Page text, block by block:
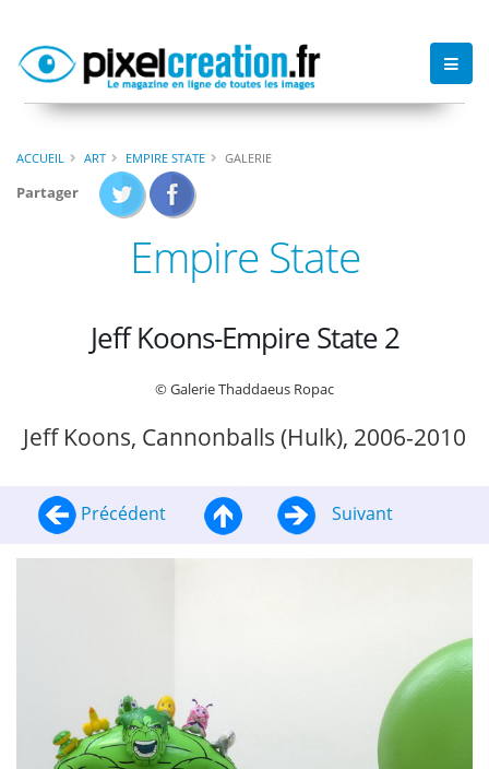
ACCUEIL ART EMPIRE STATE GALERIE
Partager
Empire State
Jeff Koons-Empire State 2
© Galerie Thaddaeus Ropac
Jeff Koons, Cannonballs (Hulk), 2006-2010
Précédent Suivant